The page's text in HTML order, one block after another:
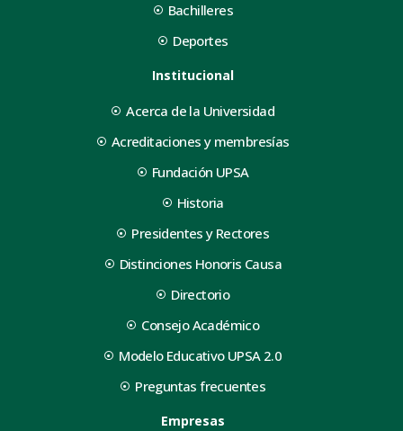
Bachilleres
Deportes
Institucional
Acerca de la Universidad
Acreditaciones y membresías
Fundación UPSA
Historia
Presidentes y Rectores
Distinciones Honoris Causa
Directorio
Consejo Académico
Modelo Educativo UPSA 2.0
Preguntas frecuentes
Empresas